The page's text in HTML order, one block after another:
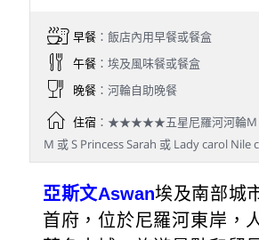
早餐：飯店內用早餐或餐盒
午餐：埃及風味餐或餐盒
晚餐：河輪自助晚餐
住宿：★★★★★五星尼羅河河輪M
M 或 S Princess Sarah 或 Lady carol Nile
亞斯文Aswan埃及南部城
首府，位於尼羅河東岸，